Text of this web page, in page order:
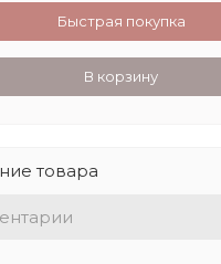
Быстрая покупка
В корзину
товара